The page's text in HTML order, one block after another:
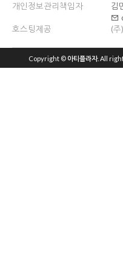
개인정보관리책임자
김
호스팅제공
(
Copyright © 아티플라자. All